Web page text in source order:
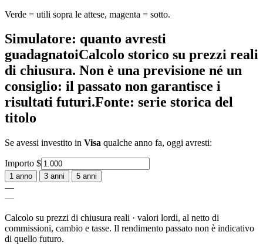
Verde = utili sopra le attese, magenta = sotto.
Simulatore: quanto avresti
guadagnatoiCalcolo storico su prezzi reali
di chiusura. Non è una previsione né un
consiglio: il passato non garantisce i
risultati futuri.Fonte: serie storica del
titolo
Se avessi investito in Visa qualche anno fa, oggi avresti:
Importo $
1 anno 3 anni 5 anni
—
—
Calcolo su prezzi di chiusura reali · valori lordi, al netto di
commissioni, cambio e tasse. Il rendimento passato non è indicativo
di quello futuro.